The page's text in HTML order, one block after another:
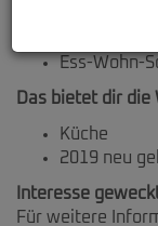
Ess-Wohn-
Das bietet dir die
Küche
2019 neu
Interesse
Für weitere